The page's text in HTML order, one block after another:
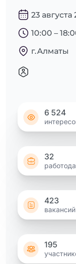
23 августа
10:00 –
г.Алматы
6 524
32
423
вакансий
195